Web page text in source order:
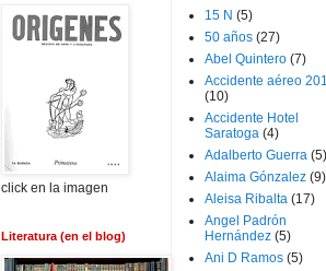
click en la imagen
Literatura (en el blog)
15 N (5)
50 años (27)
Abel Quintero (7)
Accidente aéreo
(10)
Accidente Hotel
Saratoga (4)
Adalberto Guerra (5)
Alaima Gónzalez (9)
Aleisa Ribalta (17)
Angel Padrón
Hernández (5)
Ani D Ramos (5)